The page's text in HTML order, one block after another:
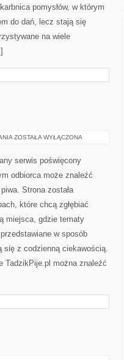
pomysłów, w którym
do dań, lecz stają się
na wiele
SZAMPANY
MUSUJĄCE
ZOSTAŁA WYŁĄCZONA
serwis poświęcony
odbiorca może znaleźć
Strona została
które chcą zgłębiać
miejsca, gdzie tematy
w sposób
się z codzienną ciekawością.
TadzikPije.pl można znaleźć